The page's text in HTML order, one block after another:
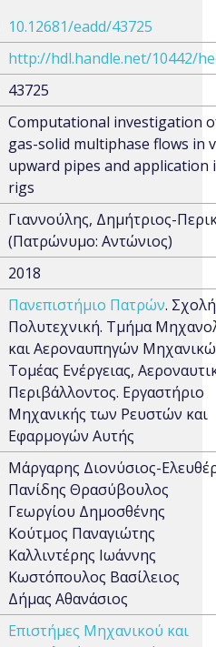
10.12681/eadd/43725
http://hdl.handle.net/10442/
43725
Computational investigation
gas-solid multiphase flows in
upward pipes and application
rigs
Γιαννούλης, Δημήτριος-
(Πατρώνυμο: Αντώνιος)
2018
Πανεπιστήμιο Πατρών. Σχολή
Πολυτεχνική. Τμήμα
και Αεροναυπηγών
Τομέας Ενέργειας,
Περιβάλλοντος. Εργαστήριο
Μηχανικής των Ρευστών και
Εφαρμογών Αυτής
Μάργαρης Διονύσιος-
Πανίδης Θρασύβουλος
Γεωργίου Δημοσθένης
Κούτμος Παναγιώτης
Καλλιντέρης Ιωάννης
Κωστόπουλος Βασίλειος
Δήμας Αθανάσιος
Επιστήμες Μηχανικού και